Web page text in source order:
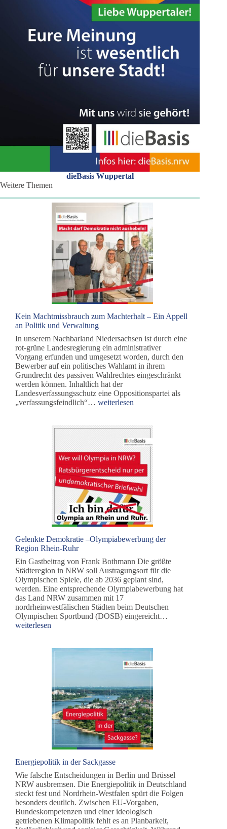
dieBasis Wuppertal
Weitere Themen
Kein Machtmissbrauch zum Machterhalt – Ein Appell
an Politik und Verwaltung
In unserem Nachbarland Niedersachsen ist durch eine
rot-grüne Landesregierung ein administrativer
Vorgang erfunden und umgesetzt worden, durch den
Bewerber auf ein politisches Wahlamt in ihrem
Grundrecht des passiven Wahlrechtes eingeschränkt
werden können. Inhaltlich hat der
Landesverfassungsschutz eine Oppositionspartei als
„verfassungsfeindlich“…Kein
Machterhalt
–
Ein
Appell
an
Politik
und
Verwaltung
weiterlesen
Gelenkte Demokratie –Olympiabewerbung der
Region Rhein-Ruhr
Ein Gastbeitrag von Frank Bothmann Die größte
Städteregion in NRW soll Austragungsort für die
Olympischen Spiele, die ab 2036 geplant sind,
werden. Eine entsprechende Olympiabewerbung hat
das Land NRW zusammen mit 17
nordrheinwestfälischen Städten beim Deutschen
Olympischen Sportbund (DOSB) eingereicht…
weiterlesen
Energiepolitik in der Sackgasse
Wie falsche Entscheidungen in Berlin und Brüssel
NRW ausbremsen. Die Energiepolitik in Deutschland
steckt fest und Nordrhein-Westfalen spürt die Folgen
besonders deutlich. Zwischen EU-Vorgaben,
Bundeskompetenzen und einer ideologisch
getriebenen Klimapolitik fehlt es an Planbarkeit,